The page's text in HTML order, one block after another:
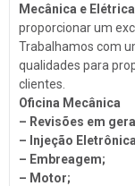
Troca de Óleo
Chaveiro
Reboques
Seguros
Injeção Eletrônica
Produtos
Mecânica e Elétrica
proporcionar um
Trabalhamos com
qualidades para
clientes.
Oficina Mecânica
– Revisões em
– Injeção
– Embreagem;
– Motor;​